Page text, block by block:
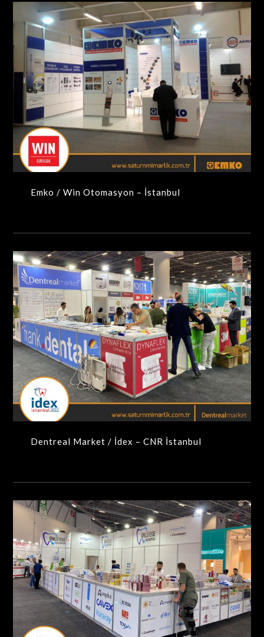
Emko / Win Otomasyon – İstanbul
MAXIMA-MODÜLER STANDLAR
Emko / Win Otomasyon – İstanbul
Dentreal Market / İdex – CNR İstanbul
MAXIMA-MODÜLER STANDLAR
Dentreal Market / İdex – CNR İstanbul
Ünlü Ege / İdex- CNR İstanbul
MAXIMA-MODÜLER STANDLAR